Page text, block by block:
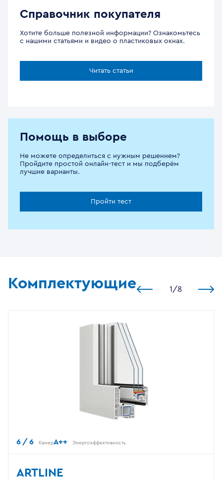
Справочник покупателя
Хотите больше полезной информации? Ознакомьтесь
с нашими статьями и видео о пластиковых окнах.
Читать статьи
Помощь в выборе
Не можете определиться с нужным решением?
Пройдите простой онлайн-тест и мы подберём
лучшие варианты.
Пройти тест
Комплектующие 1 /8
6 / 6 КамерA++ Энергоэффективность
ARTLINE